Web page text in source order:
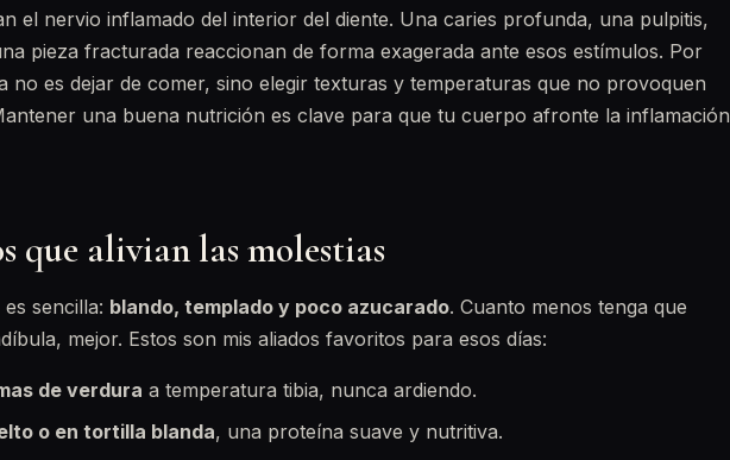
el nervio inflamado del interior del diente. Una caries profunda, una pulpitis,
pieza fracturada reaccionan de forma exagerada ante esos estímulos. Por
no es dejar de comer, sino elegir texturas y temperaturas que no provoquen
una buena nutrición es clave para que tu cuerpo afronte la inflamación
que alivian las molestias
sencilla: blando, templado y poco azucarado. Cuanto menos tenga que
mejor. Estos son mis aliados favoritos para esos días:
de verdura a temperatura tibia, nunca ardiendo.
o en tortilla blanda, una proteína suave y nutritiva.